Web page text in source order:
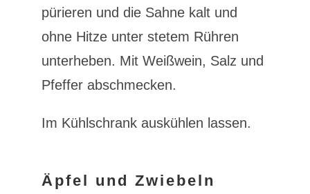
pürieren und die Sahne kalt und
ohne Hitze unter stetem Rühren
unterheben. Mit Weißwein, Salz und
Pfeffer abschmecken.
Im Kühlschrank auskühlen lassen.
Äpfel und Zwiebeln